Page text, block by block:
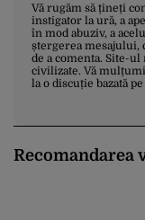
Vă rugăm să țineți
instigator la ură, a
în mod abuziv, a
ștergerea mesajului,
de a comenta. Site-
civilizate. Vă
la o discuție bazată
Recomandarea